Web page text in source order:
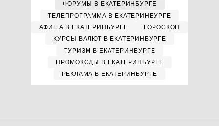
ФОРУМЫ В ЕКАТЕРИНБУРГЕ
ТЕЛЕПРОГРАММА В ЕКАТЕРИНБУРГЕ
АФИША В ЕКАТЕРИНБУРГЕ
ГОРОСКОП
КУРСЫ ВАЛЮТ В ЕКАТЕРИНБУРГЕ
ТУРИЗМ В ЕКАТЕРИНБУРГЕ
ПРОМОКОДЫ В ЕКАТЕРИНБУРГЕ
РЕКЛАМА В ЕКАТЕРИНБУРГЕ